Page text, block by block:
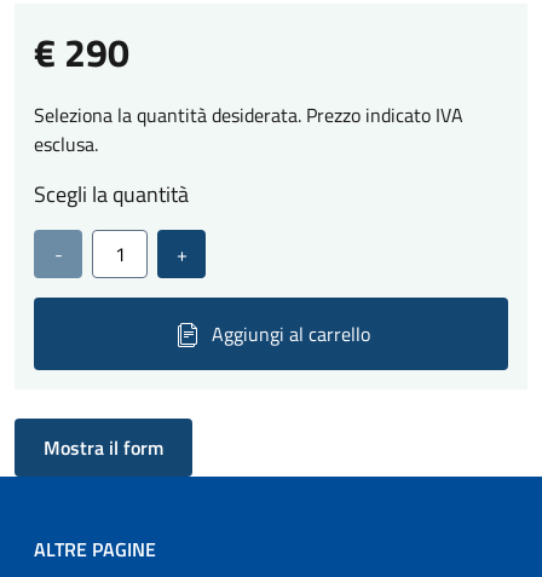
€ 290
Seleziona la quantità desiderata. Prezzo indicato IVA
esclusa.
Scegli la quantità
- +
Aggiungi al carrello
Mostra il form
ALTRE PAGINE